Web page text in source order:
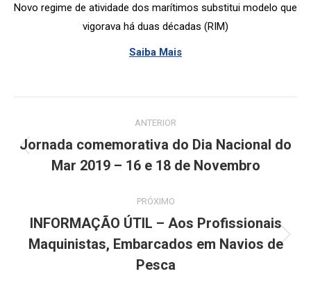
Novo regime de atividade dos marítimos substitui modelo que
vigorava há duas décadas (RIM)
Saiba Mais
navigation
ANTERIOR
Previous
post:
Jornada comemorativa do Dia Nacional do
Mar 2019 – 16 e 18 de Novembro
PRÓXIMO
Next
post:
INFORMAÇÃO ÚTIL – Aos Profissionais
Maquinistas, Embarcados em Navios de
Pesca